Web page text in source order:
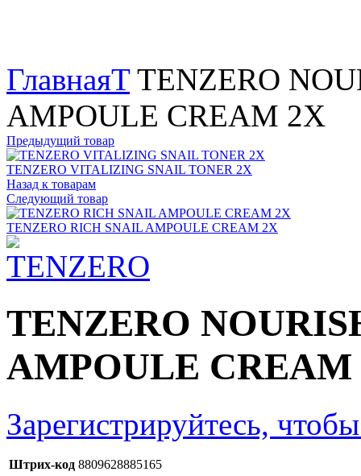
ГлавнаяTTENZERO
AMPOULE CREAM 2X
Предыдущий товар
TENZERO VITALIZING SNAIL TONER 2X
Назад к товарам
Следующий товар
TENZERO RICH SNAIL AMPOULE CREAM 2X
TENZERO
AMPOULE CREAM
Зарегистрируйтесь,
Штрих-код 8809628885165